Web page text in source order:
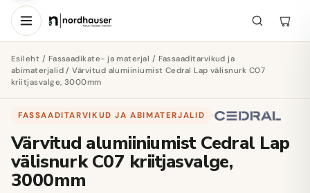
Esileht / Fassaadikate- ja materjal / Fassaaditarvikud ja
abimaterjalid/ Värvitud alumiiniumist Cedral Lap välisnurk C07
kriitjasvalge, 3000mm
FASSAADITARVIKUD JA ABIMATERJALID ·
Värvitud alumiiniumist Cedral Lap
välisnurk C07 kriitjasvalge,
3000mm